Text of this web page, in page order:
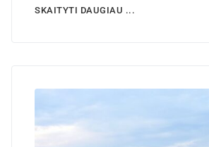
SKAITYTI DAUGIAU ...